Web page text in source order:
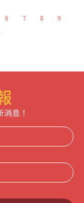
6 7 8
9
息！